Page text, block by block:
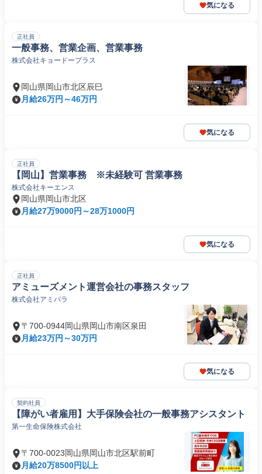
気になる
正社員
一般事務、営業企画、営業事務
株式会社キョードープラス
岡山県岡山市北区辰巳
月給26万円～46万円
気になる
正社員
【岡山】営業事務 ※未経験可 営業事務
株式会社キーエンス
岡山県岡山市北区
月給27万9000円～28万1000円
気になる
正社員
アミューズメント運営会社の事務スタッフ
株式会社アミパラ
〒700-0944岡山県岡山市南区泉田
月給23万円～30万円
気になる
契約社員
【障がい者雇用】大手保険会社の一般事務アシスタント
第一生命保険株式会社
〒700-0023岡山県岡山市北区駅前町
月給20万8500円以上